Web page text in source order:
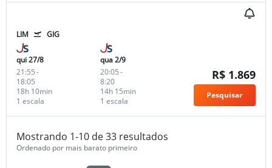
LIM GIG
qui 27/8
21:55-
18:05
1 escala
18h 10min
qua 2/9
20:05-
8:20
1 escala
14h 15min
R$ 1.869
Pesquisar
Mostrando 1-10 de 33 resultados
Ordenado por mais barato primeiro